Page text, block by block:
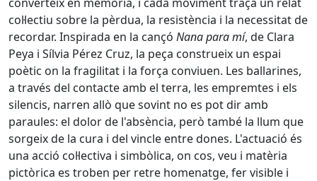
col·lectiu sobre la pèrdua, la resistència i la necessitat de
recordar. Inspirada en la cançó Nana para mí, de Clara
Peya i Sílvia Pérez Cruz, la peça construeix un espai
poètic on la fragilitat i la força conviuen. Les ballarines,
a través del contacte amb el terra, les empremtes i els
silencis, narren allò que sovint no es pot dir amb
paraules: el dolor de l'absència, però també la llum que
sorgeix de la cura i del vincle entre dones. L'actuació és
una acció col·lectiva i simbòlica, on cos, veu i matèria
pictòrica es troben per retre homenatge, fer visible i